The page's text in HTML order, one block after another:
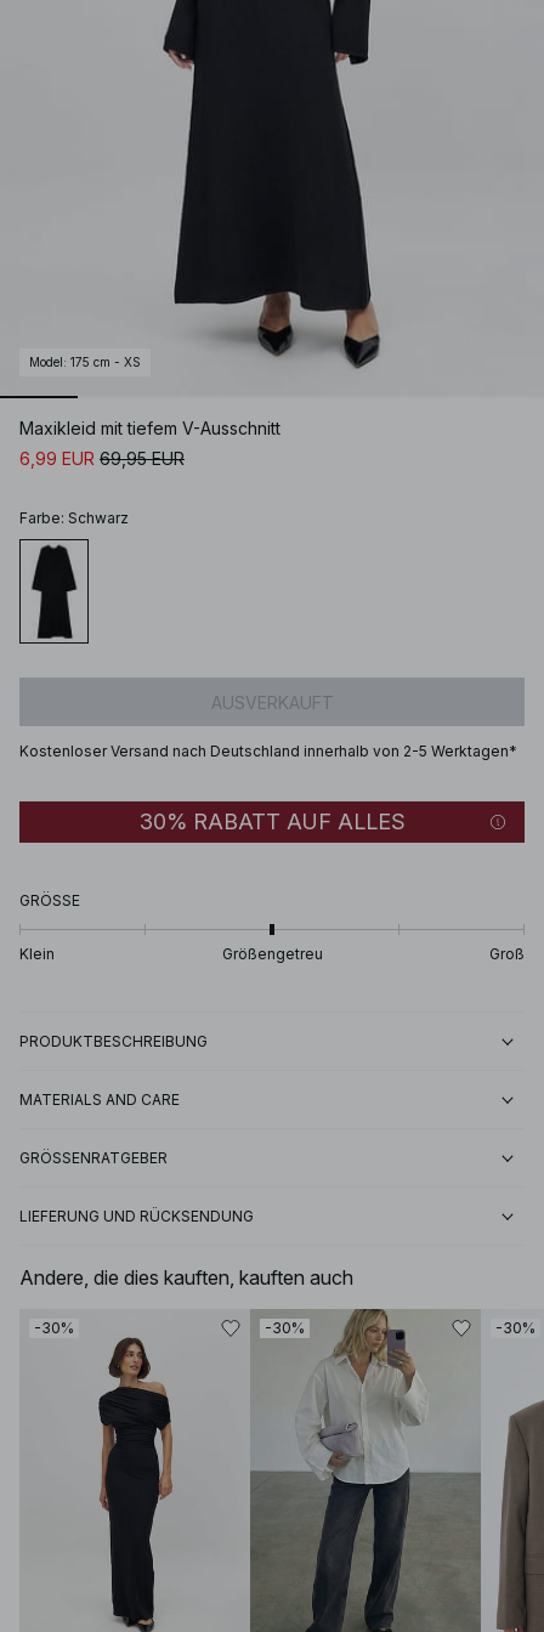
Model : 175 cm - XS
Maxikleid mit tiefem V-Ausschnitt
6,99 EUR 69,95 EUR
Farbe: Schwarz
AUSVERKAUFT
Kostenloser Versand nach Deutschland innerhalb von 2-5 Werktagen*
30% RABATT AUF ALLES
GRÖSSE
Klein Größengetreu Groß
PRODUKTBESCHREIBUNG
MATERIALS AND CARE
GRÖSSENRATGEBER
LIEFERUNG UND RÜCKSENDUNG
Andere, die dies kauften, kauften auch
-30% -30% -30%